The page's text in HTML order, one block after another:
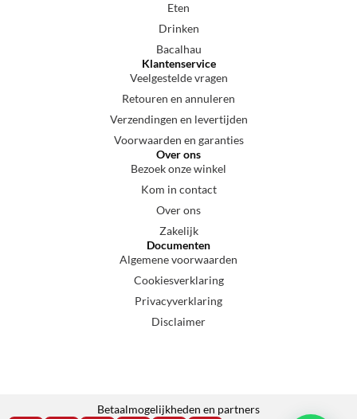
Eten
Drinken
Bacalhau
Klantenservice
Veelgestelde vragen
Retouren en annuleren
Verzendingen en levertijden
Voorwaarden en garanties
Over ons
Bezoek onze winkel
Kom in contact
Over ons
Zakelijk
Documenten
Algemene voorwaarden
Cookiesverklaring
Privacyverklaring
Disclaimer
Betaalmogelijkheden en partners